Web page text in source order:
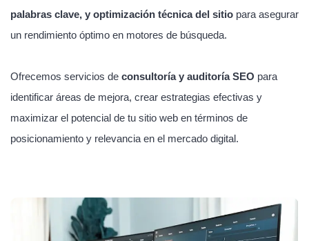
palabras clave, y optimización técnica del sitio para asegurar
un rendimiento óptimo en motores de búsqueda.
Ofrecemos servicios de consultoría y auditoría SEO para
identificar áreas de mejora, crear estrategias efectivas y
maximizar el potencial de tu sitio web en términos de
posicionamiento y relevancia en el mercado digital.